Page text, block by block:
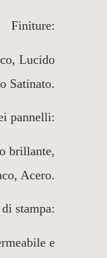
Finiture:
Lucido
Satinato.
pannelli:
brillante,
Acero.
stampa:
e